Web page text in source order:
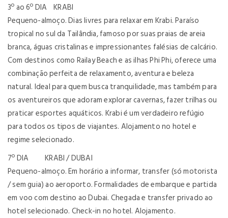
3º ao 6º DIA KRABI
Pequeno-almoço. Dias livres para relaxar em Krabi. Paraíso
tropical no sul da Tailândia, famoso por suas praias de areia
branca, águas cristalinas e impressionantes falésias de calcário.
Com destinos como Railay Beach e as ilhas Phi Phi, oferece uma
combinação perfeita de relaxamento, aventura e beleza
natural. Ideal para quem busca tranquilidade, mas também para
os aventureiros que adoram explorar cavernas, fazer trilhas ou
praticar esportes aquáticos. Krabi é um verdadeiro refúgio
para todos os tipos de viajantes. Alojamento no hotel e
regime selecionado.
7º DIA KRABI / DUBAI
Pequeno-almoço. Em horário a informar, transfer (só motorista
/ sem guia) ao aeroporto. Formalidades de embarque e partida
em voo com destino ao Dubai. Chegada e transfer privado ao
hotel selecionado. Check-in no hotel. Alojamento.